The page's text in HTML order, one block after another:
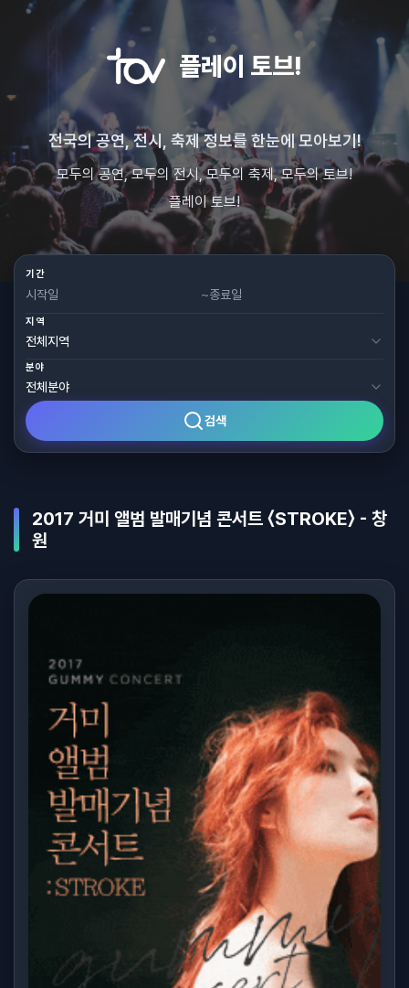
플레이 토브!
전국의 공연, 전시, 축제 정보를 한눈에 모아보기!
모두의 공연, 모두의 전시, 모두의 축제, 모두의 토브!
플레이 토브!
기간
~
지역
분야
검색
2017 거미 앨범 발매기념 콘서트 〈STROKE〉 - 창
원